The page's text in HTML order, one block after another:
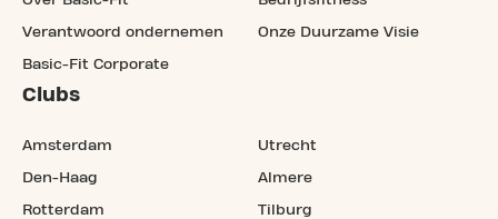
Verantwoord ondernemen
Basic-Fit Corporate
Onze Duurzame Visie
Clubs
Amsterdam
Den-Haag
Rotterdam
Utrecht
Almere
Tilburg